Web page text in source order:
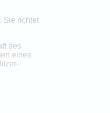
Sie richtet
des
eines